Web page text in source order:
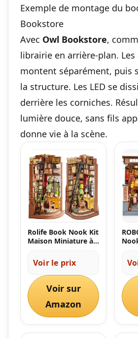
Exemple de montage du
Bookstore
Avec Owl Bookstore,
librairie en arrière-plan. Les
montent séparément, puis
la structure. Les LED se
derrière les corniches.
lumière douce, sans fils
donne vie à la scène.
Rolife Book Nook Kit
Maison Miniature à
Maquette Adulte en
Bois avec Lumières
Silent Corner Study
Booknook Puzzle 3D
Serre-Livres Diorama
Décoration de
Bibliothèque Livre
Salon
Voir le prix
Voir sur
Amazon
de